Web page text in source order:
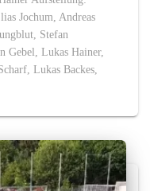
Jochum, Andreas
Stefan
Gebel, Lukas Hainer,
Lukas Backes,